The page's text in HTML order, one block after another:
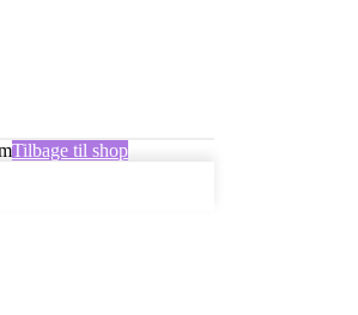
Tilbage til shop